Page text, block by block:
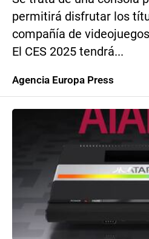
permitirá disfrutar los
compañía de
El CES 2025 tendrá...
Agencia Europa Press